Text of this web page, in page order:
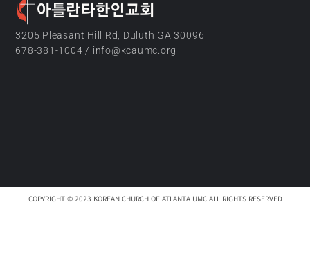
3205 Pleasant Hill Rd, Duluth GA 30096
678-381-1004 / info@kcaumc.org
COPYRIGHT © 2023 KOREAN CHURCH OF ATLANTA UMC ALL RIGHTS RESERVED